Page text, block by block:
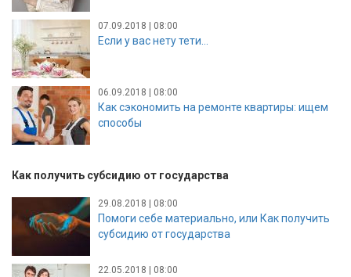
07.09.2018 | 08:00
Если у вас нету тети…
06.09.2018 | 08:00
Как сэкономить на ремонте квартиры: ищем
способы
Как получить субсидию от государства
29.08.2018 | 08:00
Помоги себе материально, или Как получить
субсидию от государства
22.05.2018 | 08:00